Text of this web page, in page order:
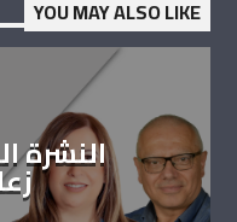
YOU MAY ALSO LIKE
النشرة